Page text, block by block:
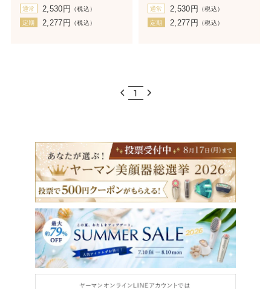
通常 2,530 円 （税込）
定期 2,277 円 （税込）
通常 2,530 円 （税込）
定期 2,277 円 （税込）
1